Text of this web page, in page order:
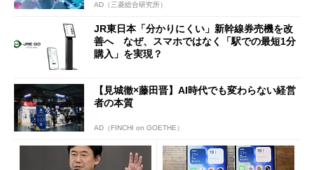
AD（三菱総合研究所）
JR東日本「分かりにくい」新幹線券売機を改
善へ なぜ、スマホではなく「駅での最短1分
購入」を実現？
【見城徹×藤田晋】AI時代でも変わらない経営
者の本質
AD（FINCHI on GOETHE）